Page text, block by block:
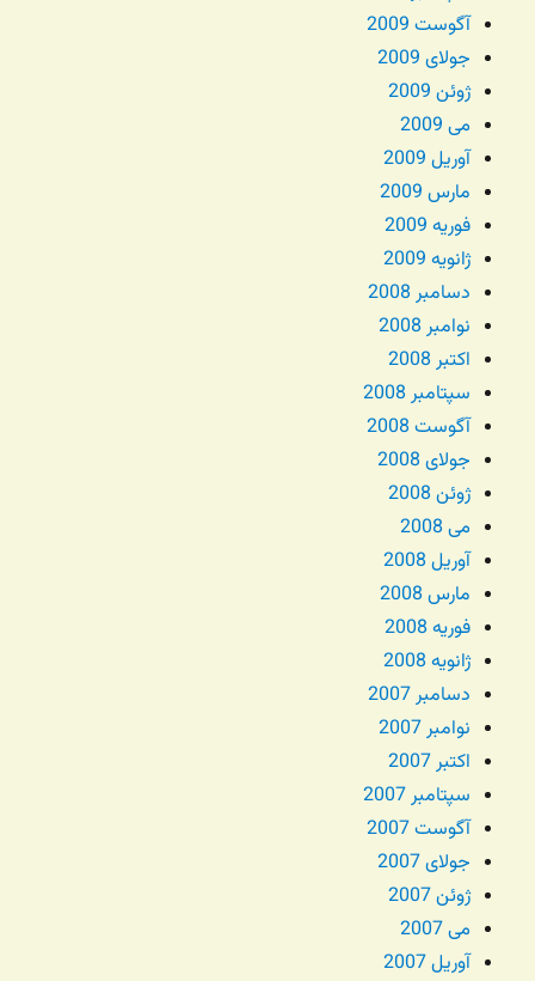
آگوست 2009
جولای 2009
ژوئن 2009
می 2009
آوریل 2009
مارس 2009
فوریه 2009
ژانویه 2009
دسامبر 2008
نوامبر 2008
اکتبر 2008
سپتامبر 2008
آگوست 2008
جولای 2008
ژوئن 2008
می 2008
آوریل 2008
مارس 2008
فوریه 2008
ژانویه 2008
دسامبر 2007
نوامبر 2007
اکتبر 2007
سپتامبر 2007
آگوست 2007
جولای 2007
ژوئن 2007
می 2007
آوریل 2007